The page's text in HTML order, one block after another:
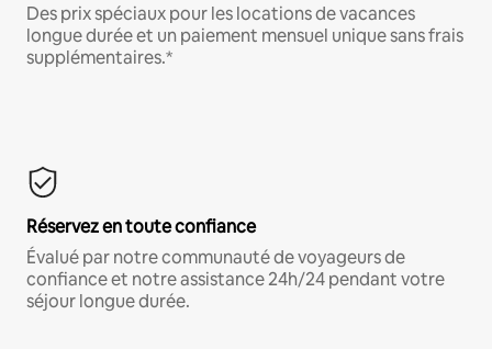
Des prix spéciaux pour les locations de vacances
longue durée et un paiement mensuel unique sans frais
supplémentaires.*
Réservez en toute confiance
Évalué par notre communauté de voyageurs de
confiance et notre assistance 24h/24 pendant votre
séjour longue durée.